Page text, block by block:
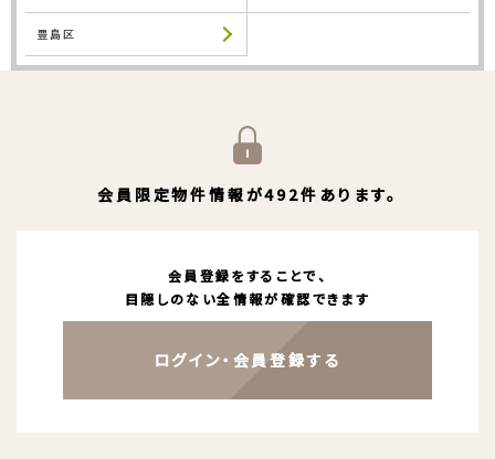
豊島区
会員限定物件情報が492件あります。
会員登録をすることで、
目隠しのない全情報が確認できます
ログイン・会員登録する